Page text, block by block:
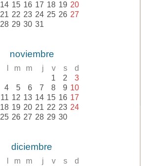
14 15 16 17 18 19 20
21 22 23 24 25 26 27
28 29 30 31
noviembre
m m j v s d
1 2 3
4 5 6 7 8 9 10
11 12 13 14 15 16 17
18 19 20 21 22 23 24
25 26 27 28 29 30
diciembre
m m j v s d